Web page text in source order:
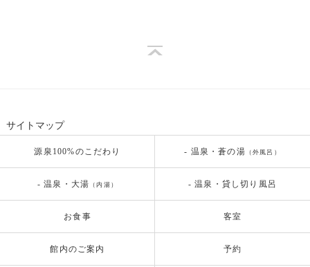
サイトマップ
源泉100%のこだわり - 温泉・蒼の湯 （外風呂）
- 温泉・大湯 （内湯） - 温泉・貸し切り風呂
お食事 客室
館内のご案内 予約